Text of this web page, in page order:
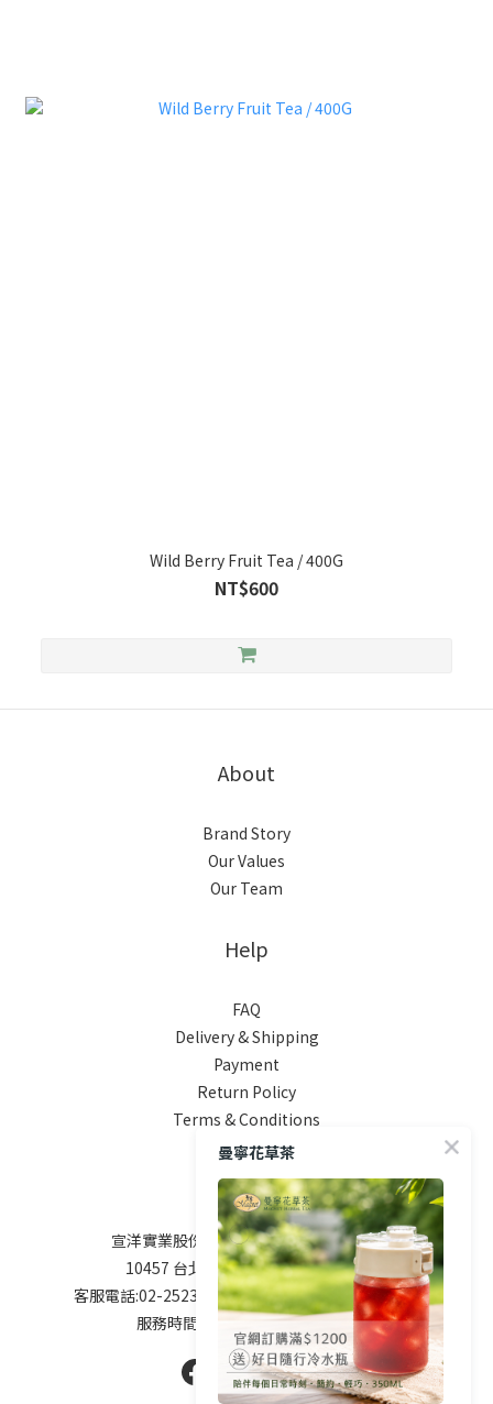
Wild Berry Fruit Tea / 400G
NT$600
About
Brand Story
Our Values
Our Team
Help
FAQ
Delivery & Shipping
Payment
Return Policy
Terms & Conditions
Contact
宣洋實業股份有限公司 / 統編 84747208
10457 台北市南京東路二段76號9樓
客服電話:02-25238800 service@magnet.com.tw
服務時間: 周一到周五9:00-17:00
曼寧花草茶